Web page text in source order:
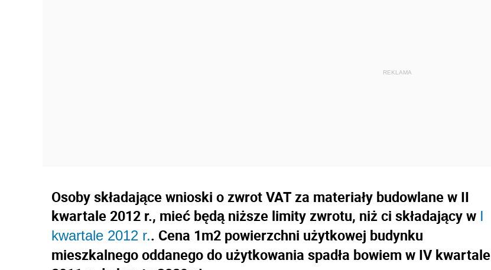
Osoby składające wnioski o zwrot VAT za materiały budowlane w II
kwartale 2012 r., mieć będą niższe limity zwrotu, niż ci składający w I
kwartale 2012 r.. Cena 1m2 powierzchni użytkowej budynku
mieszkalnego oddanego do użytkowania spadła bowiem w IV kwartale